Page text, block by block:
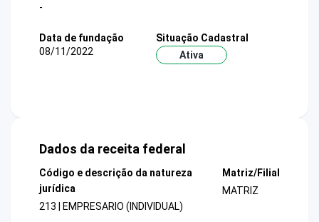
-
Data de fundação
08/11/2022
Situação Cadastral
Ativa
Dados da receita federal
Código e descrição da natureza
jurídica
213 | EMPRESARIO (INDIVIDUAL)
Matriz/Filial
MATRIZ